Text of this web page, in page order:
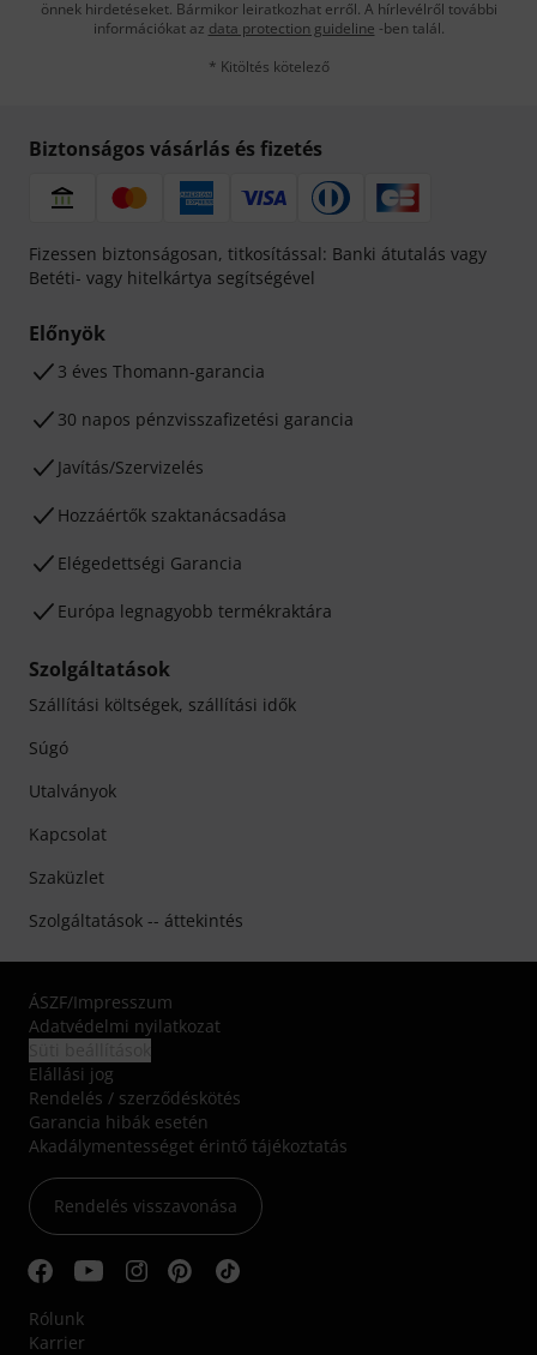
önnek hirdetéseket. Bármikor leiratkozhat erről. A hírlevélről további
információkat az data protection guideline -ben talál.
* Kitöltés kötelező
Biztonságos vásárlás és fizetés
Fizessen biztonságosan, titkosítással: Banki átutalás vagy
Betéti- vagy hitelkártya segítségével
Előnyök
3 éves Thomann-garancia
30 napos pénzvisszafizetési garancia
Javítás/Szervizelés
Hozzáértők szaktanácsadása
Elégedettségi Garancia
Európa legnagyobb termékraktára
Szolgáltatások
Szállítási költségek, szállítási idők
Súgó
Utalványok
Kapcsolat
Szaküzlet
Szolgáltatások -- áttekintés
ÁSZF/Impresszum
Adatvédelmi nyilatkozat
Elállási jog
Rendelés / szerződéskötés
Garancia hibák esetén
Akadálymentességet érintő tájékoztatás
Rendelés visszavonása
Rólunk
Karrier